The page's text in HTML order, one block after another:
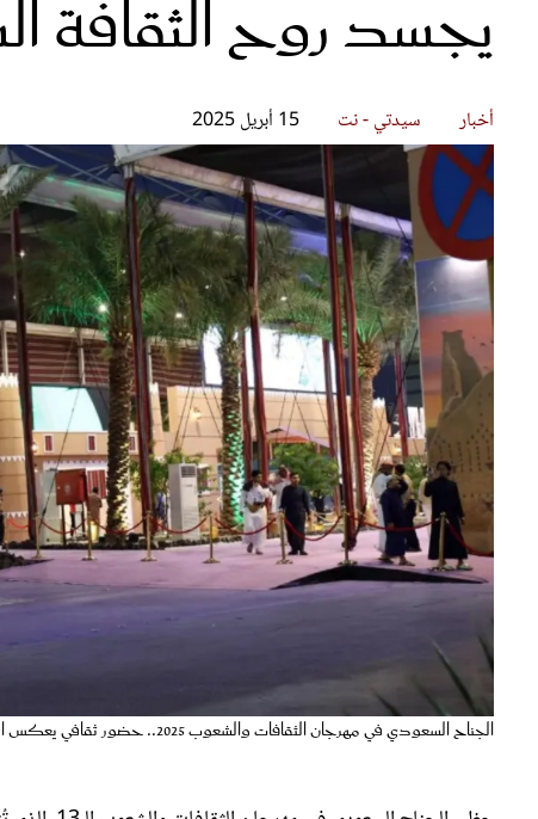
يجسد روح الثقافة
أخبار سيدتي - نت 15 أبريل 2025
الجناح السعودي في مهرجان الثقافات والشعوب 2025.. حضور ثقافي يعكس الهوية الوطنية - الصورة من واس
شباب وبنات
علاقات زوجية